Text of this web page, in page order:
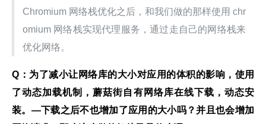
Chromium 网络栈优化之后，和我们做的那样使用 chr
omium 网络栈实现代理服务，通过走自己的网络栈来
优化网络。
Q：为了减小让网络库的大小对应用的体积的影响，使用
了动态加载机制，蘑菇街自有网络库在线下载，动态安
装。—下载之后不也增加了应用的大小吗？并且也会增加